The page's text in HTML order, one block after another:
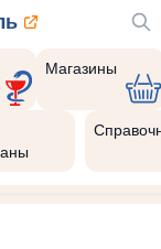
Магазины